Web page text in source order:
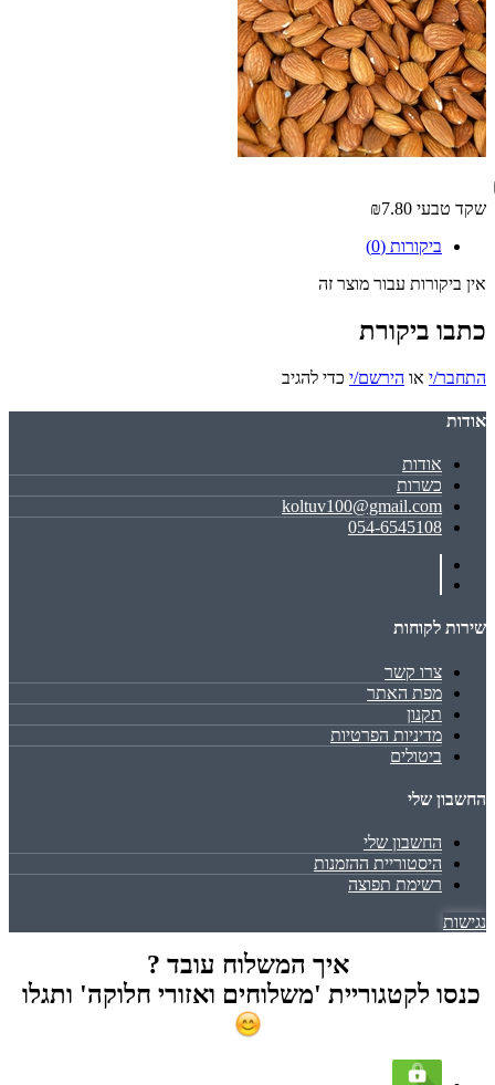
שקד טבעי ₪7.80
ביקורות (0)
אין ביקורות עבור מוצר זה
כתבו ביקורת
התחבר/י או הירשם/י כדי להגיב
אודות
אודות
כשרות
koltuv100@gmail.com
054-6545108
שירות לקוחות
צרו קשר
מפת האתר
תקנון
מדיניות הפרטיות
ביטולים
החשבון שלי
החשבון שלי
היסטוריית ההזמנות
רשימת תפוצה
נגישות
איך המשלוח עובד ?
כנסו לקטגוריית 'משלוחים ואזורי חלוקה' ותגלו